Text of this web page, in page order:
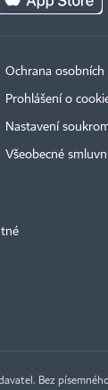
Ochrana osobních
Prohlášení o
Nastavení
Všeobecné
Bez